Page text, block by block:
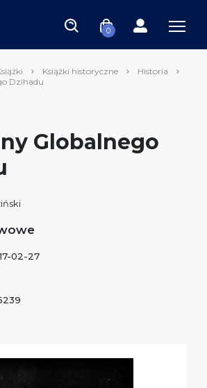
0
Książki historyczne
Historia
Dzihadu
Globalnego
02-27